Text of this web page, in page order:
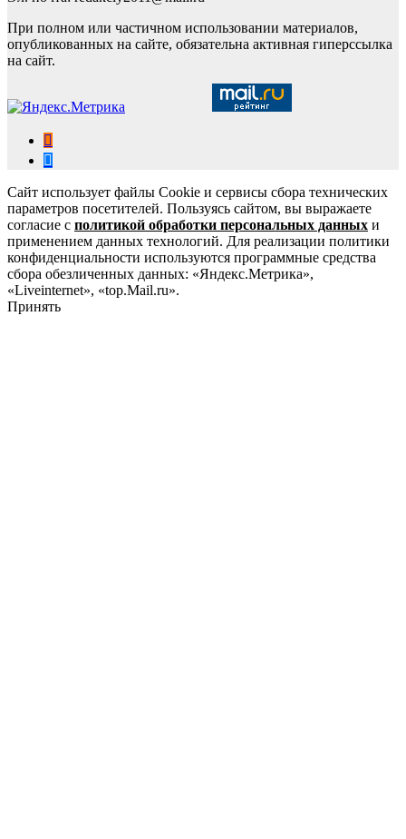
При полном или частичном использовании материалов,
опубликованных на сайте, обязательна активная гиперссылка
на сайт.
Сайт использует файлы Cookie и сервисы сбора технических
параметров посетителей. Пользуясь сайтом, вы выражаете
согласие с политикой обработки персональных данных и
применением данных технологий. Для реализации политики
конфиденциальности используются программные средства
сбора обезличенных данных: «Яндекс.Метрика»,
«Liveinternet», «top.Mail.ru».
Принять